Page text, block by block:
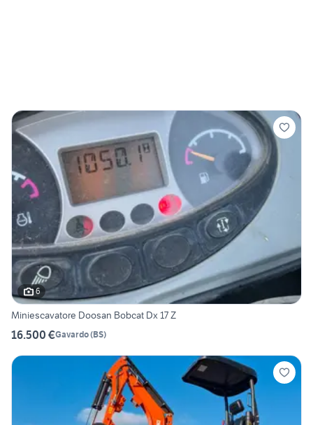
6
Miniescavatore Doosan Bobcat Dx 17 Z
16.500 €Gavardo(BS)